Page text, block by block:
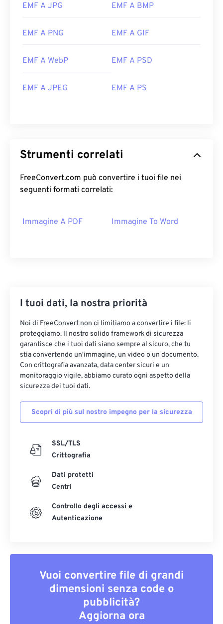
EMF A JPG EMF A BMP
EMF A PNG EMF A GIF
EMF A WebP EMF A PSD
EMF A JPEG EMF A PS
Strumenti correlati
FreeConvert.com può convertire i tuoi file nei
seguenti formati correlati:
Immagine A PDF Immagine To Word
I tuoi dati, la nostra priorità
Noi di FreeConvert non ci limitiamo a convertire i file: li
proteggiamo. Il nostro solido framework di sicurezza
garantisce che i tuoi dati siano sempre al sicuro, che tu
stia convertendo un'immagine, un video o un documento.
Con crittografia avanzata, data center sicuri e un
monitoraggio vigile, abbiamo curato ogni aspetto della
sicurezza dei tuoi dati.
Scopri di più sul nostro impegno per la sicurezza
SSL/TLS
Crittografia
Dati protetti
Centri
Controllo degli accessi e
Autenticazione
Vuoi convertire file di grandi
dimensioni senza code o
pubblicità?
Aggiorna ora